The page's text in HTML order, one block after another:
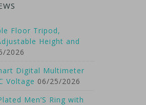
Floor Tripod,
Height and
2026
Digital Multimeter
Voltage 06/25/2026
Men’S Ring with